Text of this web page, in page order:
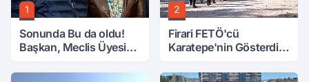
1
Sonunda Bu da oldu!
Başkan, Meclis Üyesini
Attırdı
2
Firari FETÖ'cü
Karatepe'nin Gösterdiği
Aranıyor